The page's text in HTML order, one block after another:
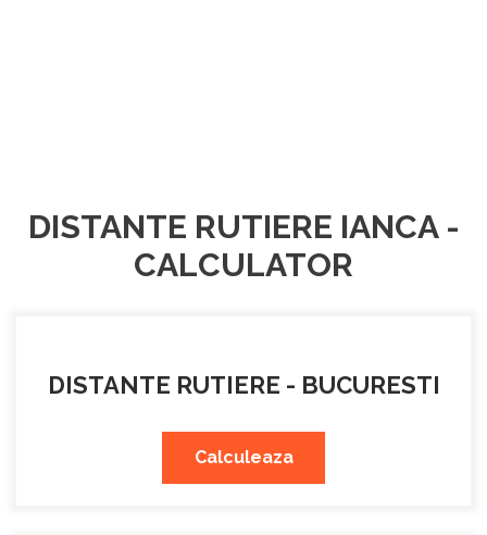
DISTANTE RUTIERE IANCA -
CALCULATOR
DISTANTE RUTIERE - BUCURESTI
Calculeaza